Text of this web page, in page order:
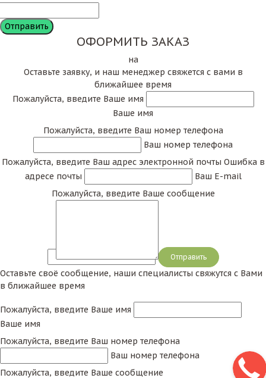
ОФОРМИТЬ ЗАКАЗ
на
Оставьте заявку, и наш менеджер свяжется с вами в
ближайшее время
Пожалуйста, введите Ваше имя
Ваше имя
Пожалуйста, введите Ваш номер телефона
Ваш номер телефона
Пожалуйста, введите Ваш адрес электронной почты Ошибка в
адресе почты
Ваш E-mail
Пожалуйста, введите Ваше сообщение
Сообщение
Оставьте своё сообщение, наши специалисты свяжутся с Вами
в ближайшее время
Пожалуйста, введите Ваше имя
Ваше имя
Пожалуйста, введите Ваш номер телефона
Ваш номер телефона
Пожалуйста, введите Ваше сообщение